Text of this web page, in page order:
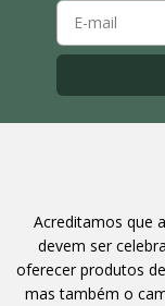
Acreditamos que
devem ser
oferecer produtos
mas também o